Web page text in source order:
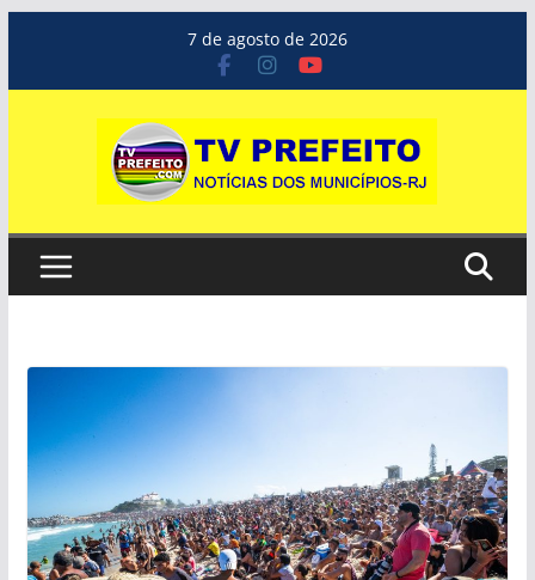
o
7 de agosto de 2026